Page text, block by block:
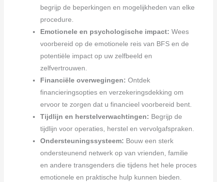
begrijp de beperkingen en mogelijkheden van elke
procedure.
Emotionele en psychologische impact: Wees
voorbereid op de emotionele reis van BFS en de
potentiële impact op uw zelfbeeld en
zelfvertrouwen.
Financiële overwegingen: Ontdek
financieringsopties en verzekeringsdekking om
ervoor te zorgen dat u financieel voorbereid bent.
Tijdlijn en herstelverwachtingen: Begrijp de
tijdlijn voor operaties, herstel en vervolgafspraken.
Ondersteuningssysteem: Bouw een sterk
ondersteunend netwerk op van vrienden, familie
en andere transgenders die tijdens het hele proces
emotionele en praktische hulp kunnen bieden.